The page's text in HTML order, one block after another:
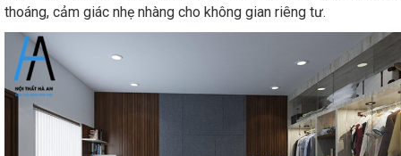
thoáng, cảm giác nhẹ nhàng cho không gian riêng tư.